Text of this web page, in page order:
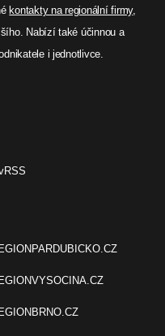
kontakty na regionální firmy,
Nabízí také účinnou a
i jednotlivce.
RSS